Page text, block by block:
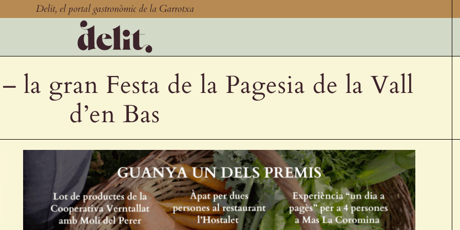
Delit, el portal gastronòmic de la Garrotxa
la gran Festa de la Pagesia de la Vall
d’en Bas